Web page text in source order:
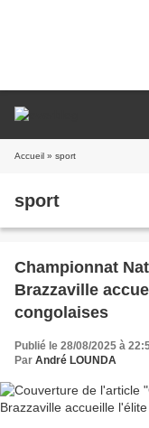
Accueil » sport
sport
Championnat
Brazzaville
congolaises
Publié le 28/08/2025 à
Par André LOUNDA